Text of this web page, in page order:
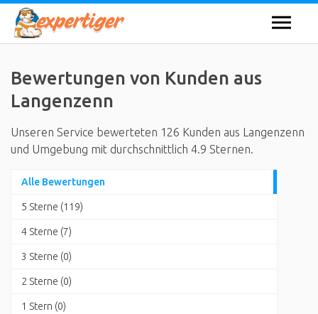
Bewertungen von Kunden aus
Langenzenn
Unseren Service bewerteten 126 Kunden aus Langenzenn
und Umgebung mit durchschnittlich 4.9 Sternen.
Alle Bewertungen
5 Sterne (119)
4 Sterne (7)
3 Sterne (0)
2 Sterne (0)
1 Stern (0)